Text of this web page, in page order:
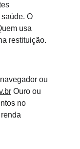
O
usa
restituição.
ou
Ouro ou
no